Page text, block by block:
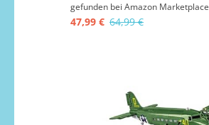
gefunden bei Amazon Marketplace
47,99 € 64,99 €